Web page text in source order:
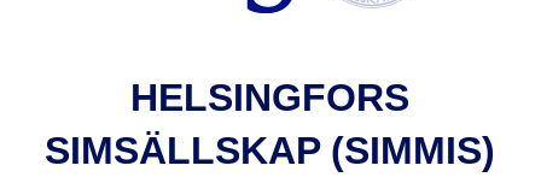
HELSINGFORS
SIMSÄLLSKAP (SIMMIS)